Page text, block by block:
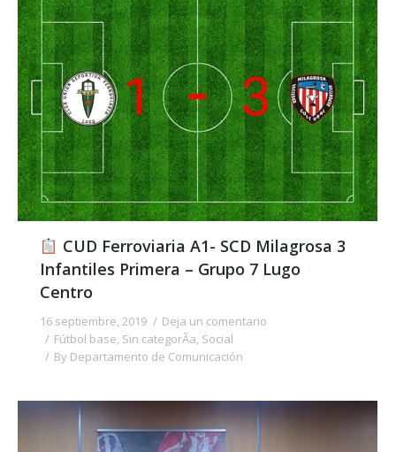
CUD Ferroviaria A1- SCD Milagrosa 3
Infantiles Primera – Grupo 7 Lugo
Centro
16 septiembre, 2019
Deja un comentario
Fútbol base, Sin categorÃ­a, Social
By Departamento de Comunicación